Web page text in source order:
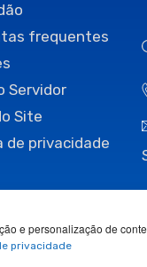
e personalização de
privacidade
frequentes
Servidor
Site
de privacidade